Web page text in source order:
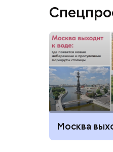
Москва